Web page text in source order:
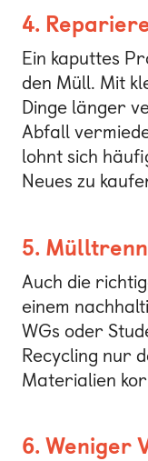
4.
Ein kaputtes
den Müll. Mit
Dinge länger
Abfall
lohnt sich
Neues zu
5.
Auch die
einem
WGs oder
Recycling nur
Materialien
6. Weniger